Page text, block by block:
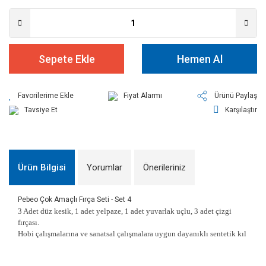
Sepete Ekle Hemen Al
Fiyat Alarmı
Ürünü Paylaş
Tavsiye Et
Karşılaştır
Ürün Bilgisi Yorumlar Önerileriniz
Pebeo Çok Amaçlı Fırça Seti - Set 4
3 Adet düz kesik, 1 adet yelpaze, 1 adet yuvarlak uçlu, 3 adet çizgi
fırçası.
Hobi çalışmalarına ve sanatsal çalışmalara uygun dayanıklı sentetik kıl